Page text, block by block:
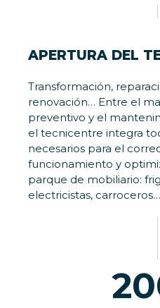
APERTURA DEL
Transformación,
renovación… Entre el
preventivo y el
el tecnicentre integra
necesarios para el
funcionamiento y
parque de mobiliario:
electricistas, carroceros…